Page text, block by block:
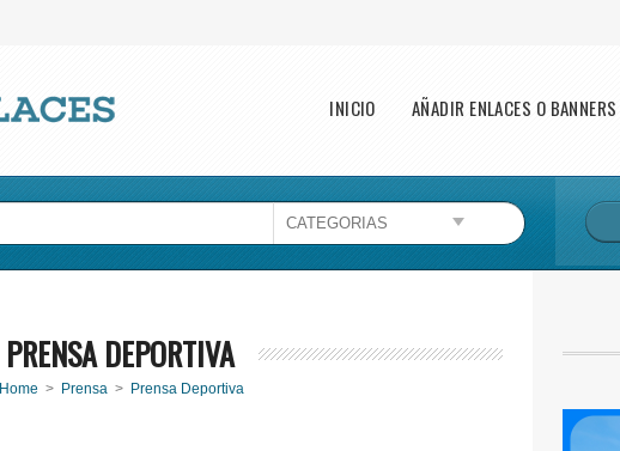
Main menu
INICIO AÑADIR ENLACES O BANNERS
Esta página no puede cargar Google Maps
PRENSA DEPORTIVA
Home > Prensa > Prensa Deportiva